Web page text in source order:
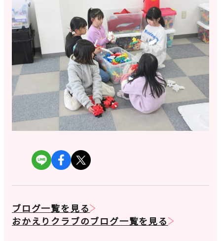
ブログ一覧を見る
おかえりクラブのブログ一覧を見る